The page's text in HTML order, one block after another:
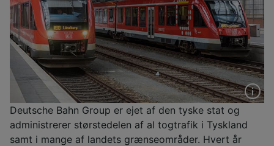
Deutsche Bahn Group er ejet af den tyske stat og
administrerer størstedelen af al togtrafik i Tyskland
samt i mange af landets grænseområder. Hvert år